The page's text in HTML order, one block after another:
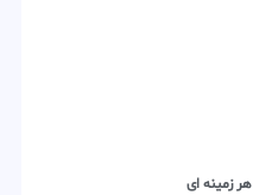
هر زمینه ای